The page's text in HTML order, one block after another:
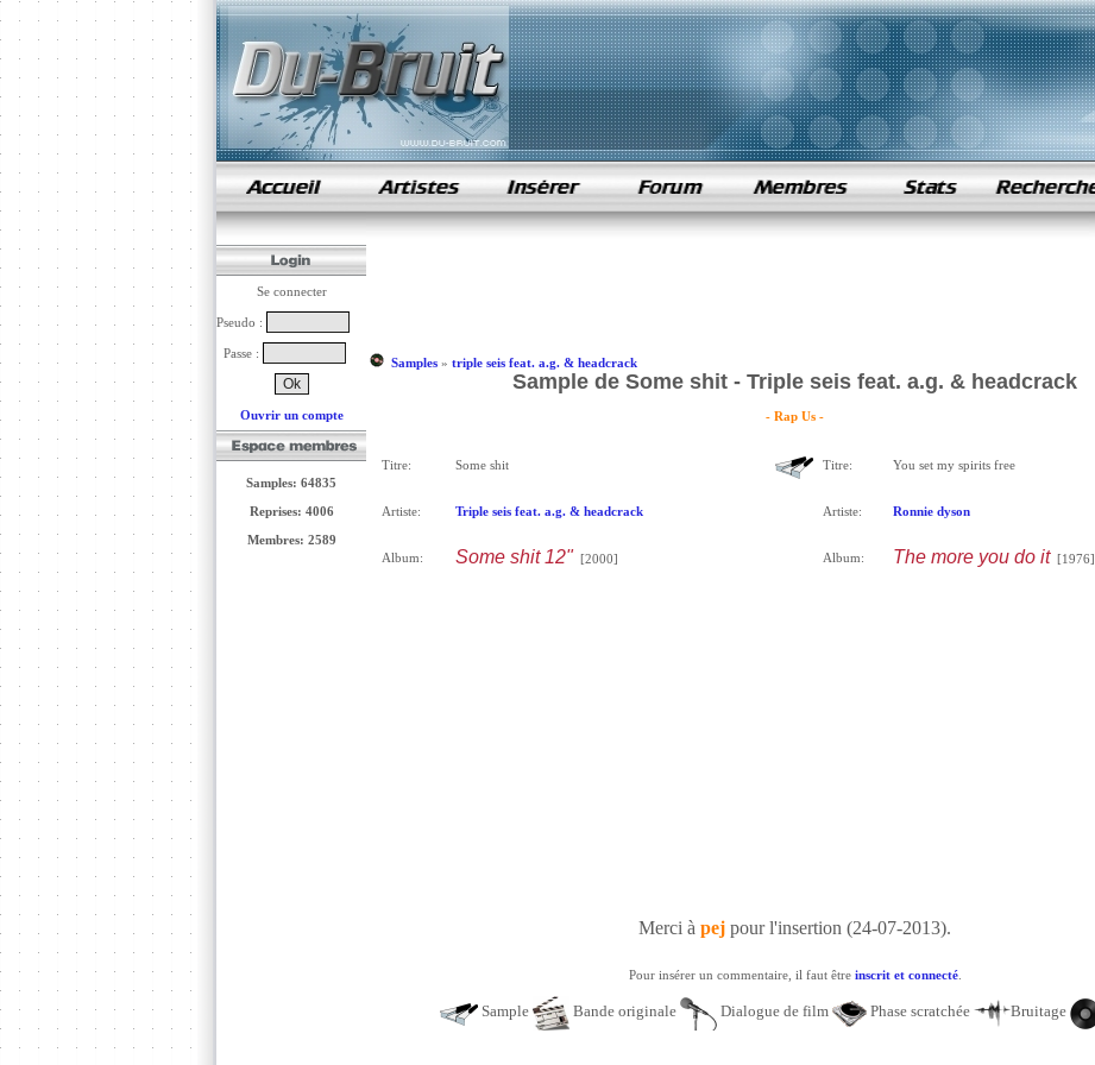
samples de rap
Se connecter
Pseudo :
Passe :
Ouvrir un compte
Samples: 64835
Reprises: 4006
Membres: 2589
Samples» triple seis feat. a.g. & headcrack
Sample de Some shit - Triple seis feat. a.g. & headcrack
- Rap Us -
Titre: Some shit
Artiste: Triple seis feat. a.g. & headcrack
Album: Some shit 12" [2000]
Titre: You set my spirits free
Artiste: Ronnie dyson
Album: The more you do it[1976]
Merci à pej pour l'insertion (24-07-2013).
Pour insérer un commentaire, il faut être inscrit et connecté.
Sample Bande originale Dialogue de film Phase scratchée Bruitage